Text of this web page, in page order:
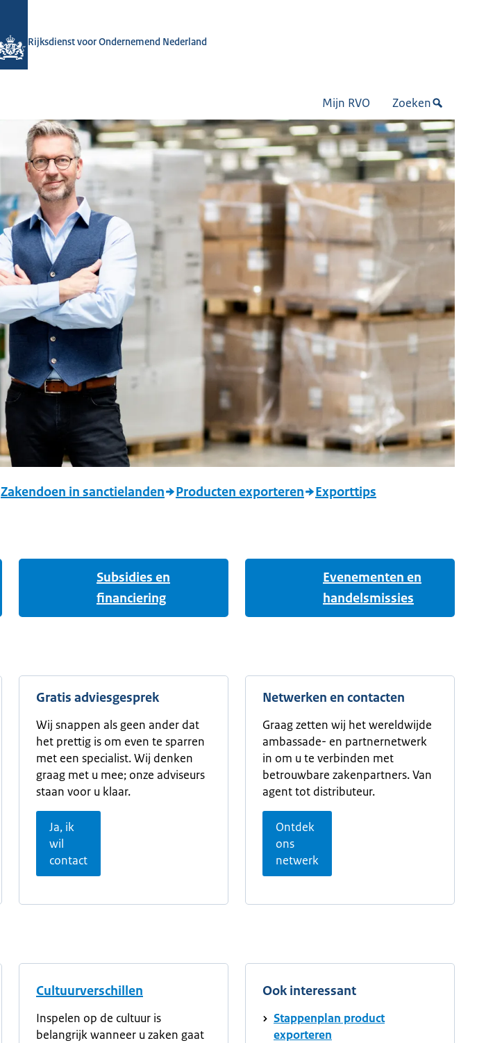
Rijksdienst voor Ondernemend Nederland
Mijn RVO Zoeken
Zakendoen in sanctielanden Producten exporteren Exporttips
Subsidies en
financiering
Evenementen en
handelsmissies
Gratis adviesgesprek
Wij snappen als geen ander dat
het prettig is om even te sparren
met een specialist. Wij denken
graag met u mee; onze adviseurs
staan voor u klaar.
Ja, ik
wil
contact
Netwerken en contacten
Graag zetten wij het wereldwijde
ambassade- en partnernetwerk
in om u te verbinden met
betrouwbare zakenpartners. Van
agent tot distributeur.
Ontdek
ons
netwerk
Cultuurverschillen
Inspelen op de cultuur is
belangrijk wanneer u zaken gaat
Ook interessant
Stappenplan product
exporteren